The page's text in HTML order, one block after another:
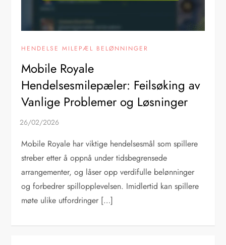
HENDELSE MILEPÆL BELØNNINGER
Mobile Royale
Hendelsesmilepæler: Feilsøking av
Vanlige Problemer og Løsninger
Mobile Royale har viktige hendelsesmål som spillere
streber etter å oppnå under tidsbegrensede
arrangementer, og låser opp verdifulle belønninger
og forbedrer spillopplevelsen. Imidlertid kan spillere
møte ulike utfordringer […]